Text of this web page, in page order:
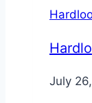
By
July